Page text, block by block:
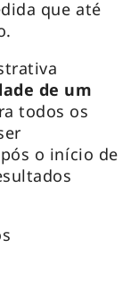
que até
de um
todos os
o início de